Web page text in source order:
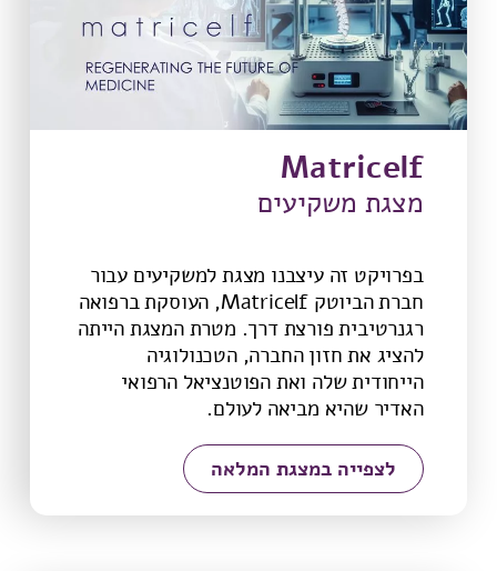
Matricelf
מצגת משקיעים
בפרויקט זה עיצבנו מצגת למשקיעים עבור
חברת הביוטק Matricelf, העוסקת ברפואה
רגנרטיבית פורצת דרך. מטרת המצגת הייתה
להציג את חזון החברה, הטכנולוגיה
הייחודית שלה ואת הפוטנציאל הרפואי
האדיר שהיא מביאה לעולם.
לצפייה במצגת המלאה